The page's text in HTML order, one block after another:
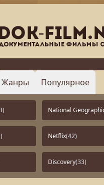
Жанры Популярное
National
Netflix(42)
Discovery(33)